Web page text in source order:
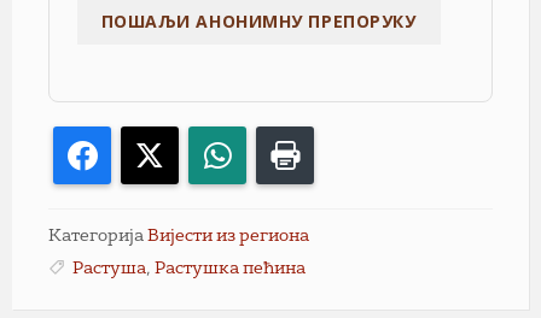
Facebook WhatsApp
Категорија Вијести из региона
Растуша, Растушка пећина